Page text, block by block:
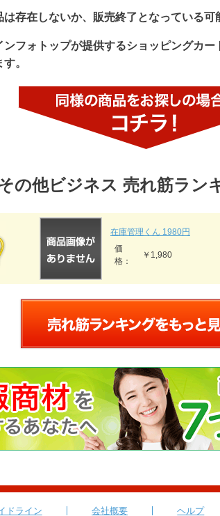
は存在しないか、販売終了となっている可
ンフォトップが提供するショッピングカ
。
の他ビジネス 売れ筋ラン
在庫管理くん 1980円
価
格：
￥1,980
ドライン 会社概要 ヘルプ